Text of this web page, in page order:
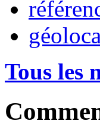
Tous les